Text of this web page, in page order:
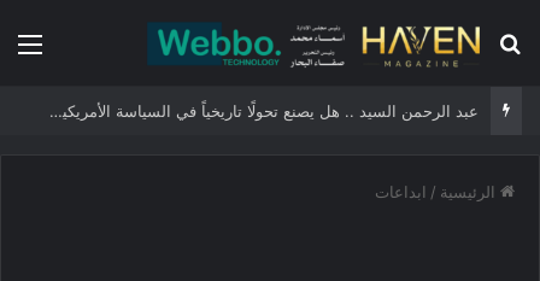
بحث عن
عبد الرحمن السيد .. هل يصنع تحولًا تاريخياً في السياسة الأمريكية أم يخوض مناورة انتخابية؟
الرئيسية / ابداعات